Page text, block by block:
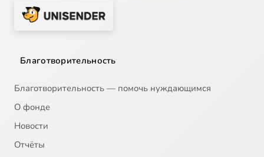
Благотворительность
Благотворительность — помочь нуждающимся
О фонде
Новости
Отчёты